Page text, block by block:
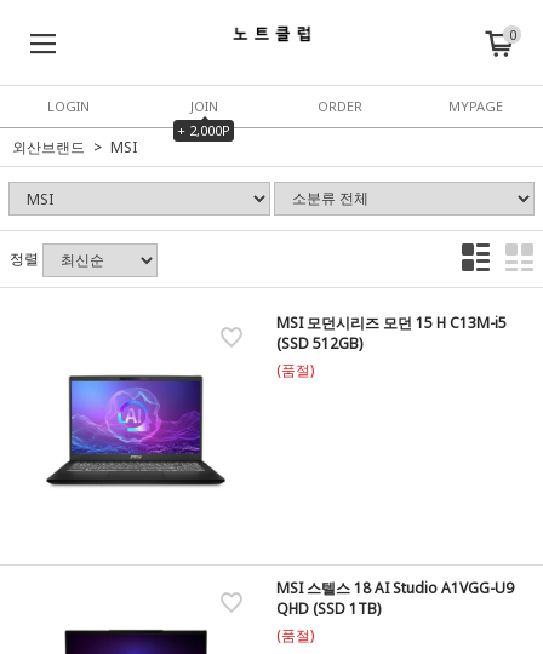
0
LOGIN
JOIN
+ 2,000P
ORDER MYPAGE
외산브랜드 MSI
정렬
MSI 모던시리즈 모던 15 H C13M-i5
(SSD 512GB)
(품절)
MSI 스텔스 18 AI Studio A1VGG-U9
QHD (SSD 1TB)
(품절)